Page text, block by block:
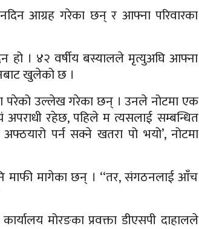
आग्रह गरेका छन् र आफ्ना परिवारका
हो । ४२ वर्षीय बस्यालले मृत्युअघि आफ्ना
खुलेको छ ।
परेको उल्लेख गरेका छन् । उनले नोटमा एक
रहेछ, पहिले म त्यसलाई सम्बन्धित
पर्न सक्ने खतरा पो भयो’, नोटमा
माफी मागेका छन् । ‘‘तर, संगठनलाई आँच
मोरङका प्रवक्ता डीएसपी दाहालले